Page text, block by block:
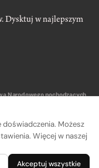
Dysktuj w najlepszym
Narodowego pochodzących
Możesz
Więcej w naszej
Akceptuj wszystkie